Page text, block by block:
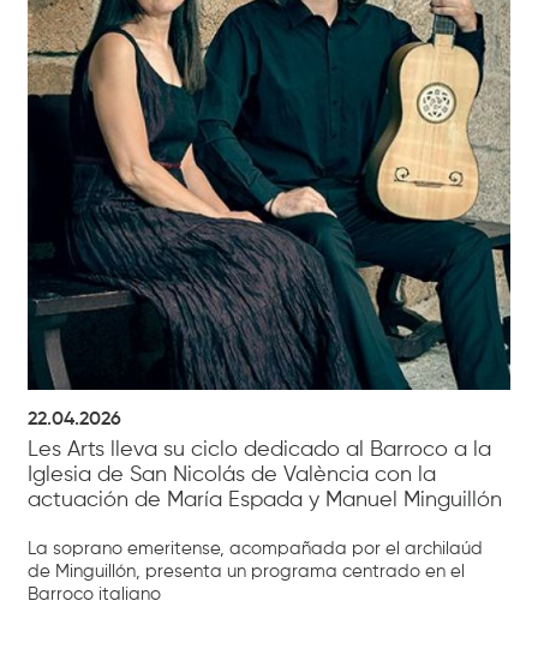
22.04.2026
Les Arts lleva su ciclo dedicado al Barroco a la
Iglesia de San Nicolás de València con la
actuación de María Espada y Manuel Minguillón
La soprano emeritense, acompañada por el archilaúd
de Minguillón, presenta un programa centrado en el
Barroco italiano